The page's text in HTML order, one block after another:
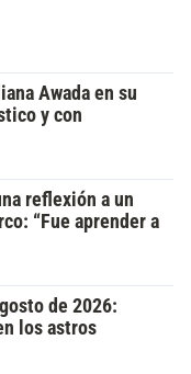
Awada en su
y con
reflexión a un
“Fue aprender a
de 2026:
los astros